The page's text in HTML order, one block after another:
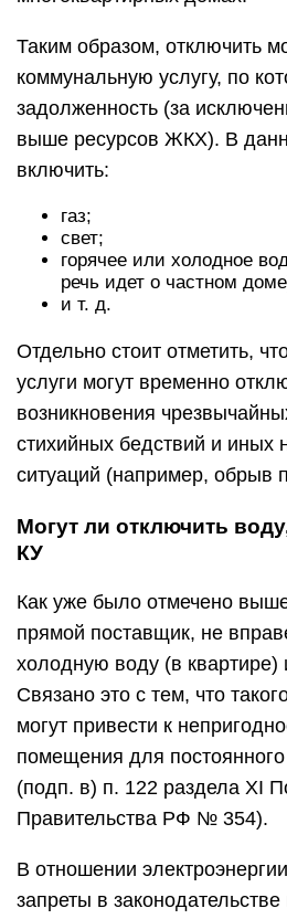
Таким образом, отключить
коммунальную услугу, по
задолженность (за
выше ресурсов ЖКХ). В
включить:
газ;
свет;
горячее или холодное
речь идет о частном
и т. д.
Отдельно стоит отметить,
услуги могут временно
возникновения
стихийных бедствий и иных
ситуаций (например, обрыв
Могут ли отключить
КУ
Как уже было отмечено
прямой поставщик, не
холодную воду (в квартире)
Связано это с тем, что
могут привести к
помещения для
(подп. в) п. 122 раздела XI
Правительства РФ № 354).
В отношении
запреты в